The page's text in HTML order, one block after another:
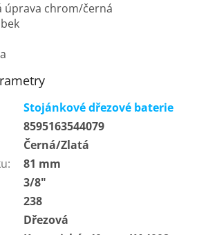
úprava chrom/černá
Stojánkové dřezové baterie
8595163544079
Černá/Zlatá
:
81 mm
3/8"
238
Dřezová